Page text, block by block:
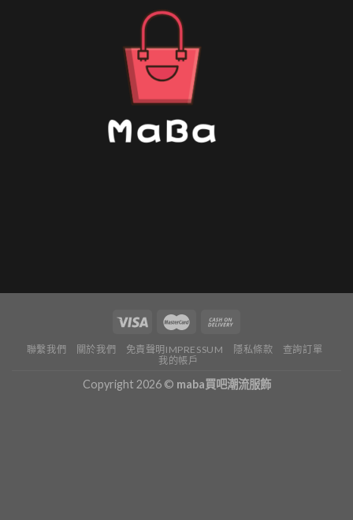
聯繫我們 關於我們 免責聲明IMPRESSUM 隱私條款
查詢訂單
我的帳戶
Copyright 2026 © maba買吧潮流服飾